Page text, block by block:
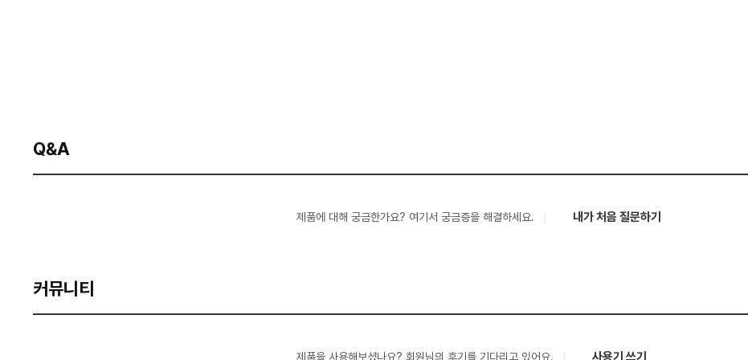
Q&A
제품에 대해 궁금한가요? 여기서 궁금증을 해결하세요. 내가 처음 질문하기
커뮤니티
제품을 사용해보셨나요? 회원님의 후기를 기다리고 있어요. 사용기 쓰기